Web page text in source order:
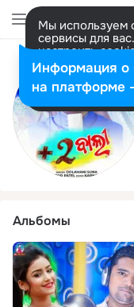
Мы используем
сервисы для
настроить
представитель.
Разрешить все
Альбомы
Информация о
на платформе